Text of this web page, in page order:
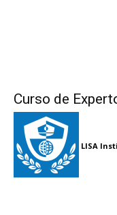
Curso de
LISA